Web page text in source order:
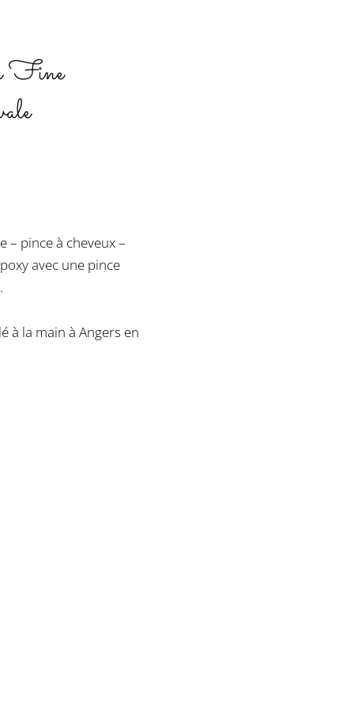
Fine
– pince à cheveux –
avec une pince
à la main à Angers en